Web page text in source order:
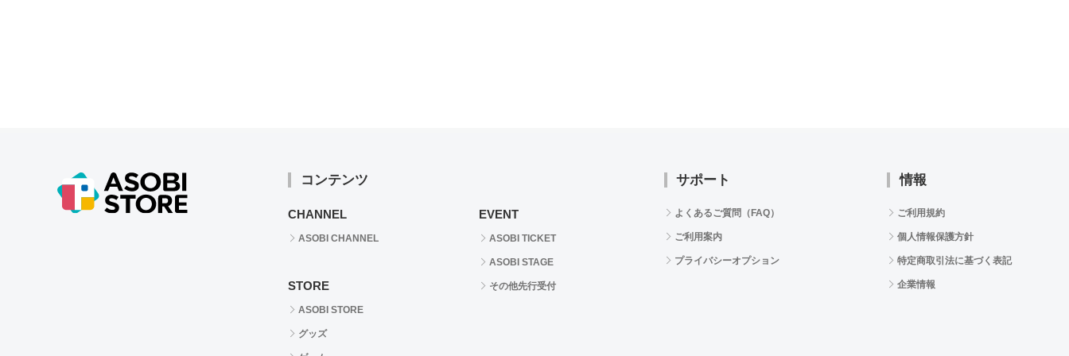
コンテンツ
CHANNEL
ASOBI CHANNEL
STORE
ASOBI STORE
グッズ
EVENT
ASOBI TICKET
ASOBI STAGE
その他先行受付
サポート
よくあるご質問（FAQ）
ご利用案内
プライバシーオプション
情報
ご利用規約
個人情報保護方針
特定商取引法に基づく表記
企業情報